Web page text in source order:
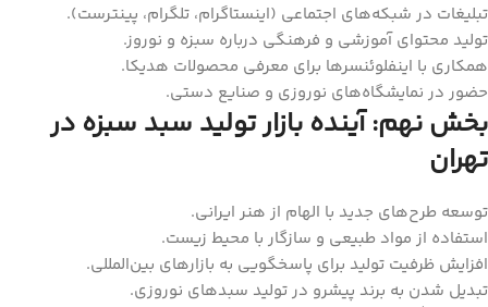
تبلیغات در شبکه‌های اجتماعی (اینستاگرام، تلگرام، پینترست).
تولید محتوای آموزشی و فرهنگی درباره سبزه و نوروز.
همکاری با اینفلوئنسرها برای معرفی محصولات هدیکا.
حضور در نمایشگاه‌های نوروزی و صنایع دستی.
بخش نهم: آینده بازار تولید سبد سبزه در
تهران
توسعه طرح‌های جدید با الهام از هنر ایرانی.
استفاده از مواد طبیعی و سازگار با محیط زیست.
افزایش ظرفیت تولید برای پاسخگویی به بازارهای بین‌المللی.
تبدیل شدن به برند پیشرو در تولید سبدهای نوروزی.